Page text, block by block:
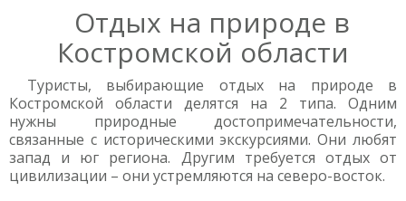
Отдых на природе в
Костромской области
Туристы, выбирающие отдых на природе в
Костромской области делятся на 2 типа. Одним
нужны природные достопримечательности,
связанные с историческими экскурсиями. Они любят
запад и юг региона. Другим требуется отдых от
цивилизации – они устремляются на северо-восток.